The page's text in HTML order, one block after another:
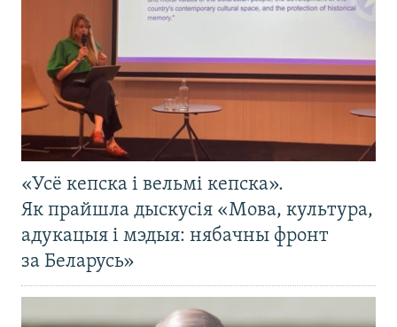
«Усё кепска і вельмі кепска».
Як прайшла дыскусія «Мова, культура,
адукацыя і мэдыя: нябачны фронт
за Беларусь»